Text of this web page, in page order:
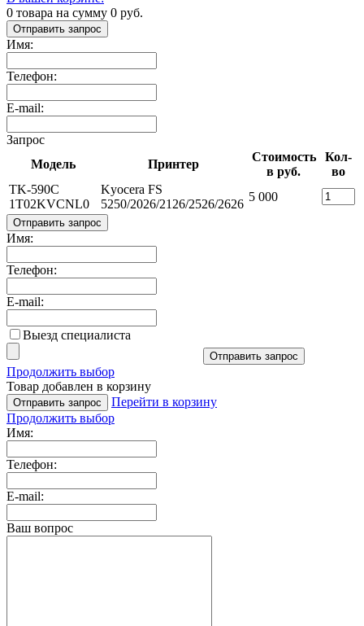
0 товара на сумму 0 руб.
Отправить запрос
Имя:
Телефон:
E-mail:
Запрос
Модель
Принтер
Стоимость
в руб.
Кол-
во
TK-590C
1T02KVCNL0
Kyocera FS
5250/2026/2126/2526/2626
5 000
Отправить запрос
Имя:
Телефон:
E-mail:
Выезд специалиста
Отправить запрос
Продолжить выбор
Товар добавлен в корзину
Отправить запрос
Перейти в корзину
Продолжить выбор
Имя:
Телефон:
E-mail:
Ваш вопрос